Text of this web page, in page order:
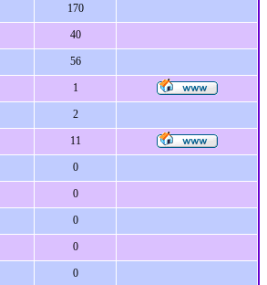
170
40
56
1
2
11
0
0
0
0
0